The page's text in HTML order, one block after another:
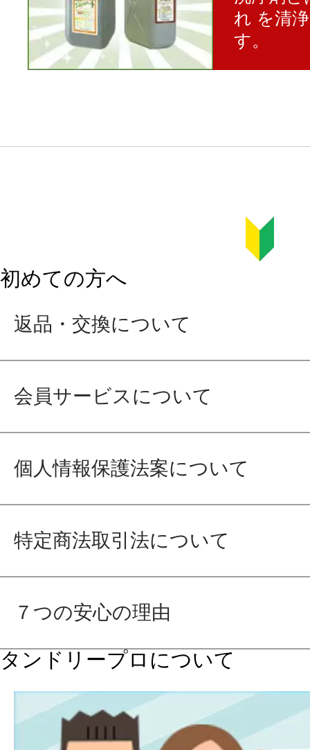
れ を清
す。
初めての方へ
返品・交換について
会員サービスについて
個人情報保護法案について
特定商法取引法について
７つの安心の理由
タンドリープロについて